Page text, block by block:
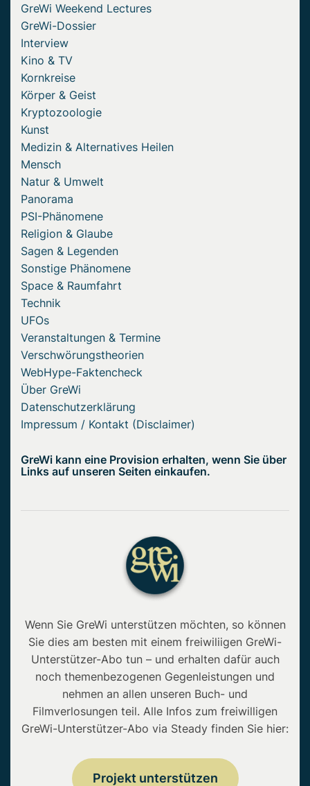
GreWi Weekend Lectures
GreWi-Dossier
Interview
Kino & TV
Kornkreise
Körper & Geist
Kryptozoologie
Kunst
Medizin & Alternatives Heilen
Mensch
Natur & Umwelt
Panorama
PSI-Phänomene
Religion & Glaube
Sagen & Legenden
Sonstige Phänomene
Space & Raumfahrt
Technik
UFOs
Veranstaltungen & Termine
Verschwörungstheorien
WebHype-Faktencheck
Über GreWi
Datenschutzerklärung
Impressum / Kontakt (Disclaimer)
GreWi kann eine Provision erhalten, wenn Sie über
Links auf unseren Seiten einkaufen.
Wenn Sie GreWi unterstützen möchten, so können
Sie dies am besten mit einem freiwiliigen GreWi-
Unterstützer-Abo tun – und erhalten dafür auch
noch themenbezogenen Gegenleistungen und
nehmen an allen unseren Buch- und
Filmverlosungen teil. Alle Infos zum freiwilligen
GreWi-Unterstützer-Abo via Steady finden Sie hier:
Projekt unterstützen